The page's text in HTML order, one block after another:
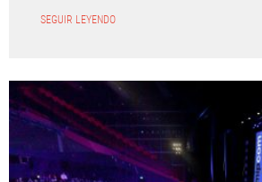
SEGUIR LEYENDO